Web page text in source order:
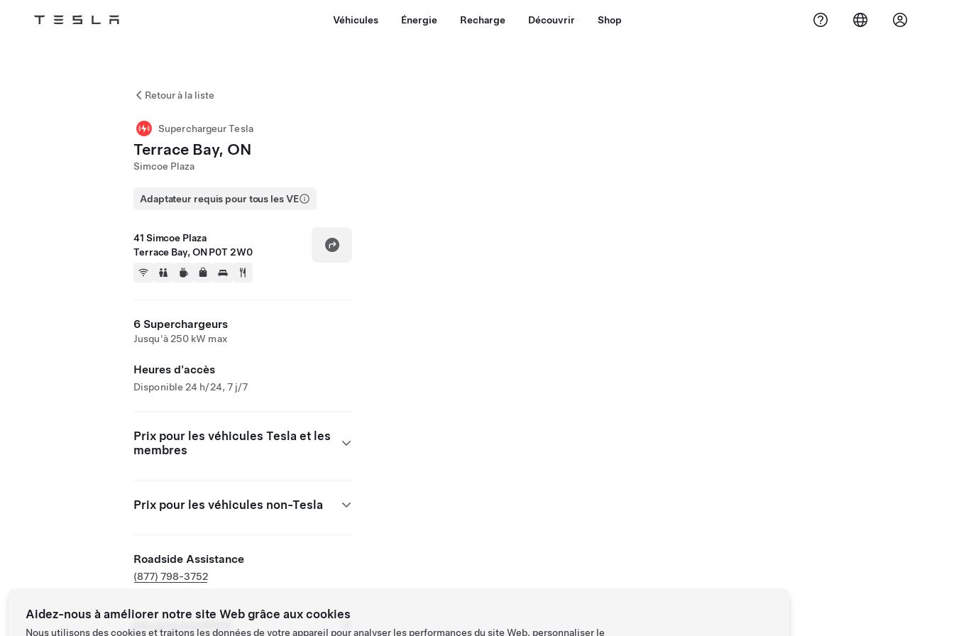
Tesla Véhicules Énergie Recharge Découvrir Shop
Retour à la liste
Superchargeur Tesla
Terrace Bay, ON
Simcoe Plaza
Adaptateur requis pour tous les VE
41 Simcoe Plaza
Terrace Bay, ON P0T 2W0
6 Superchargeurs
Jusqu'à 250 kW max
Heures d'accès
Disponible 24 h/24, 7 j/7
Prix pour les véhicules Tesla et les
membres
Prix pour les véhicules non-Tesla
Roadside Assistance
(877) 798-3752
Aidez-nous à améliorer notre site Web grâce aux cookies
Nous utilisons des cookies et traitons les données de votre appareil pour analyser les performances du site Web, personnaliser le